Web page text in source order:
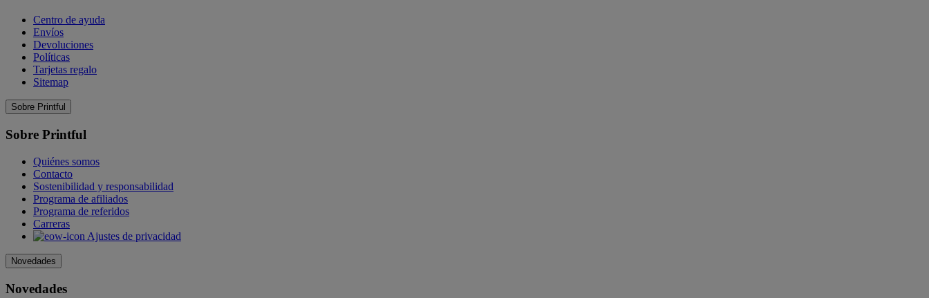
Centro de ayuda
Envíos
Devoluciones
Políticas
Tarjetas regalo
Sitemap
Sobre Printful
Sobre Printful
Quiénes somos
Contacto
Sostenibilidad y responsabilidad
Programa de afiliados
Programa de referidos
Carreras
Ajustes de privacidad
Novedades
Novedades